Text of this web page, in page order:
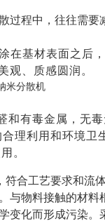
程中，往往需要
基材表面之后
观、质感圆润。
有毒金属，无
理利用和环境卫
。
合工艺要求和流
物料接触的材料
变化而形成污染